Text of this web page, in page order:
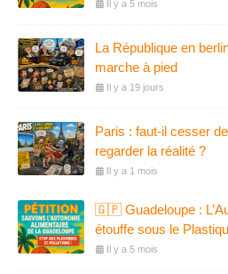
Il y a 5 mois
La République en
marche à pied
Il y a 19 jours
Paris : faut-il cesser
regarder la réalité ?
Il y a 1 mois
🇬🇵 Guadeloupe :
étouffe sous le
Il y a 5 mois